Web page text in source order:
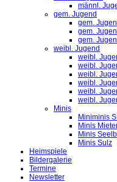
männl.
gem. Jugend
gem.
gem.
gem.
weibl. Jugend
weibl.
weibl.
weibl.
weibl.
weibl.
weibl.
Minis
Miniminis
Minis
Minis
Minis Sulz
Heimspiele
Bildergalerie
Termine
Newsletter